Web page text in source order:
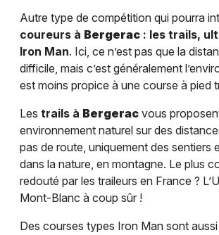
Autre type de compétition qui pourra
coureurs à Bergerac : les trails,
Iron Man. Ici, ce n’est pas que la
difficile, mais c’est généralement
est moins propice à une course à pied
Les trails à Bergerac vous
environnement naturel sur des
pas de route, uniquement des sentiers
dans la nature, en montagne. Le plus
redouté par les traileurs en France ?
Mont-Blanc à coup sûr !
Des courses types Iron Man sont